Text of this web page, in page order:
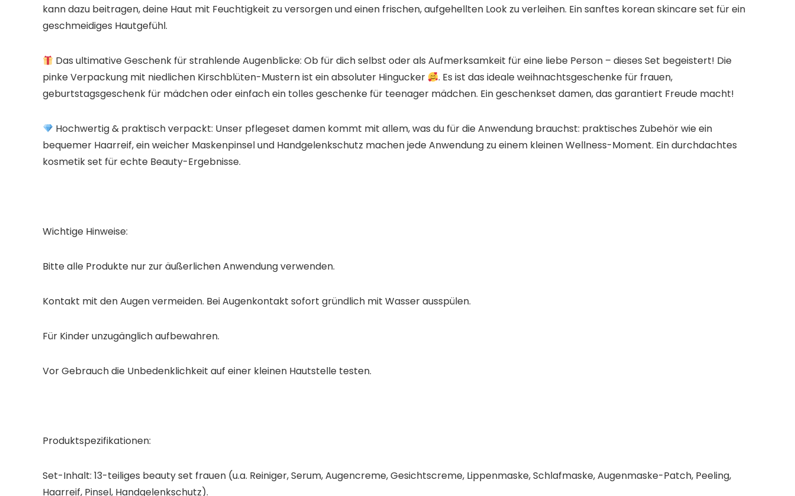
kann dazu beitragen, deine Haut mit Feuchtigkeit zu versorgen und einen frischen, aufgehellten Look zu verleihen. Ein sanftes korean skincare set​ für ein
geschmeidiges Hautgefühl.
Das ultimative Geschenk für strahlende Augenblicke:​ Ob für dich selbst oder als Aufmerksamkeit für eine liebe Person – dieses Set begeistert! Die
pinke Verpackung mit niedlichen Kirschblüten-Mustern ist ein absoluter Hingucker
. Es ist das ideale weihnachtsgeschenke für frauen,
geburtstagsgeschenk für mädchen​ oder einfach ein tolles geschenke für teenager mädchen. Ein geschenkset damen, das garantiert Freude macht!
Hochwertig & praktisch verpackt:​ Unser pflegeset damen​ kommt mit allem, was du für die Anwendung brauchst: praktisches Zubehör wie ein
bequemer Haarreif, ein weicher Maskenpinsel und Handgelenkschutz machen jede Anwendung zu einem kleinen Wellness-Moment. Ein durchdachtes
kosmetik set​ für echte Beauty-Ergebnisse.
Wichtige Hinweise:
Bitte alle Produkte nur zur äußerlichen Anwendung verwenden.
Kontakt mit den Augen vermeiden. Bei Augenkontakt sofort gründlich mit Wasser ausspülen.
Für Kinder unzugänglich aufbewahren.
Vor Gebrauch die Unbedenklichkeit auf einer kleinen Hautstelle testen.
Produktspezifikationen:
Set-Inhalt:​ 13-teiliges beauty set frauen​ (u.a. Reiniger, Serum, Augencreme, Gesichtscreme, Lippenmaske, Schlafmaske, Augenmaske-Patch, Peeling,
Haarreif, Pinsel, Handgelenkschutz).